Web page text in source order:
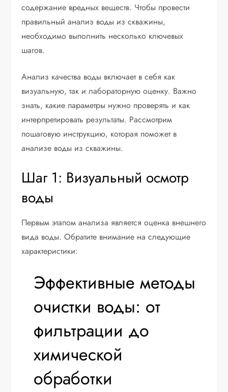
содержание вредных веществ. Чтобы провести
правильный анализ воды из скважины,
необходимо выполнить несколько ключевых
шагов.
Анализ качества воды включает в себя как
визуальную, так и лабораторную оценку. Важно
знать, какие параметры нужно проверять и как
интерпретировать результаты. Рассмотрим
пошаговую инструкцию, которая поможет в
анализе воды из скважины.
Шаг 1: Визуальный осмотр
воды
Первым этапом анализа является оценка внешнего
вида воды. Обратите внимание на следующие
характеристики:
Эффективные методы
очистки воды: от
фильтрации до
химической
обработки